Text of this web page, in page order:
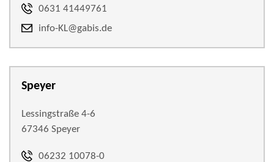
0631 41449761
info-KL@gabis.de
Speyer
Lessingstraße 4-6
67346 Speyer
06232 10078-0